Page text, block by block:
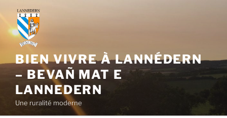
contenu
principal
BIEN VIVRE À LANNÉDERN
– BEVAÑ MAT E
LANNEDERN
Une ruralité moderne